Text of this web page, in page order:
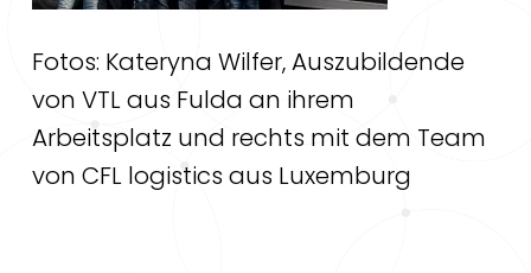
Fotos: Kateryna Wilfer, Auszubildende
von VTL aus Fulda an ihrem
Arbeitsplatz und rechts mit dem Team
von CFL logistics aus Luxemburg